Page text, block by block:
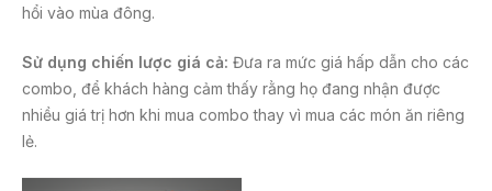
hổi vào mùa đông.
Sử dụng chiến lược giá cả: Đưa ra mức giá hấp dẫn cho các
combo, để khách hàng cảm thấy rằng họ đang nhận được
nhiều giá trị hơn khi mua combo thay vì mua các món ăn riêng
lẻ.